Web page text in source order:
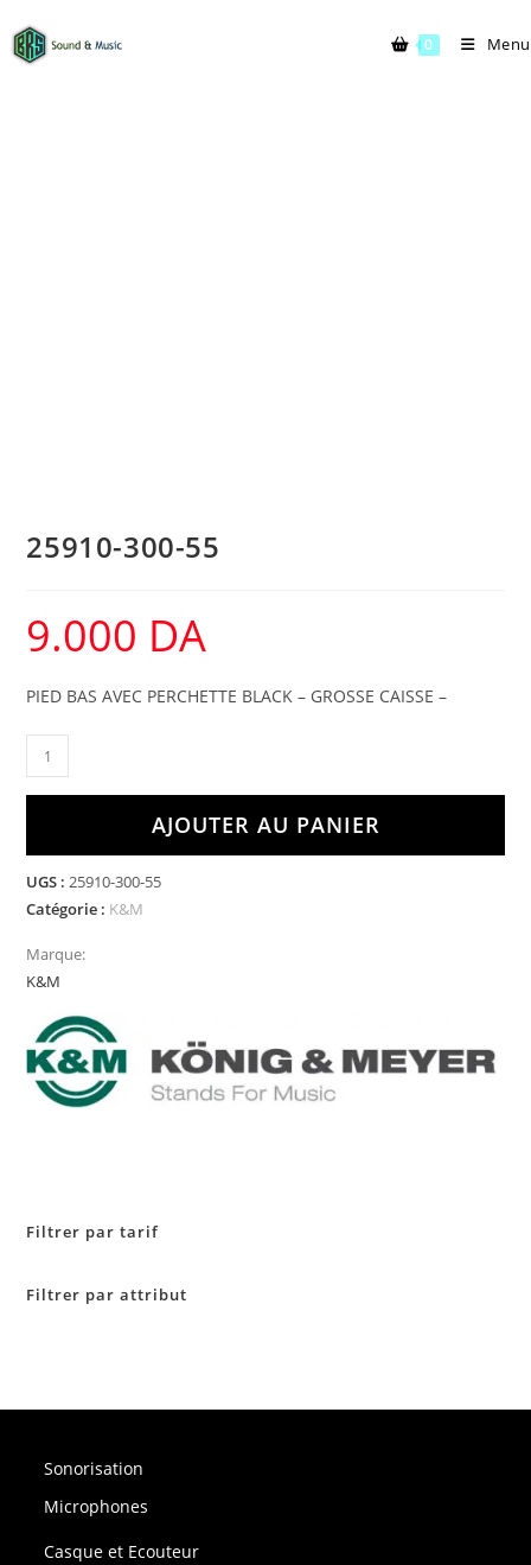
0 Menu
25910-300-55
9.000 DA
PIED BAS AVEC PERCHETTE BLACK – GROSSE CAISSE –
AJOUTER AU PANIER
UGS :25910-300-55
Catégorie : K&M
Marque:
K&M
Filtrer par tarif
Filtrer par attribut
Sonorisation
Microphones
Casque et Ecouteur